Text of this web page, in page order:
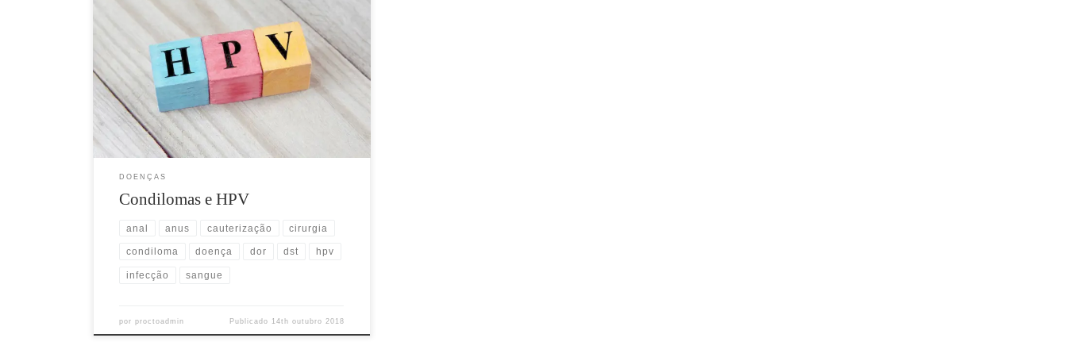
Definição Também conhecidos como verrugas anais,
os condilomas são pequenas lesões com formato e
aparência de verrugas que podem afetar a pele em
torno do ânus, podendo surgir também no interior do
canal anal. Outras regiões vizinhas também podem ser
afetadas pelas lesões, principalmente a pele da área
genital, períneo, […]
DOENÇAS
Condilomas e HPV
anal anus cauterização cirurgia
condiloma doença dor dst hpv
infecção sangue
porproctoadmin Publicado 14th outubro 2018